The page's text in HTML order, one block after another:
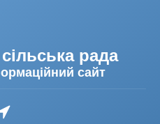
рада
сайт